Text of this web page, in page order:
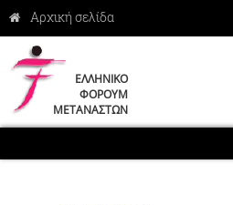
ΕΛΛΗΝΙΚΟ
ΦΟΡΟΥΜ
ΜΕΤΑΝΑΣΤΩΝ